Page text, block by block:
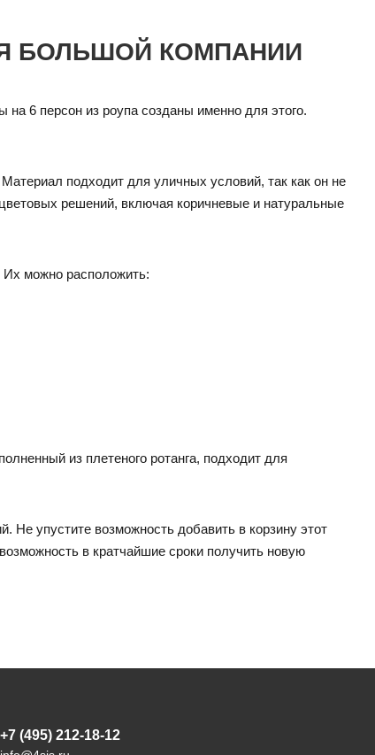
БОЛЬШОЙ КОМПАНИИ
6 персон из роупа созданы именно для этого.
подходит для уличных условий, так как он не
решений, включая коричневые и натуральные
Их можно расположить:
из плетеного ротанга, подходит для
Не упустите возможность добавить в корзину этот
в кратчайшие сроки получить новую
+7 (495) 212-18-12